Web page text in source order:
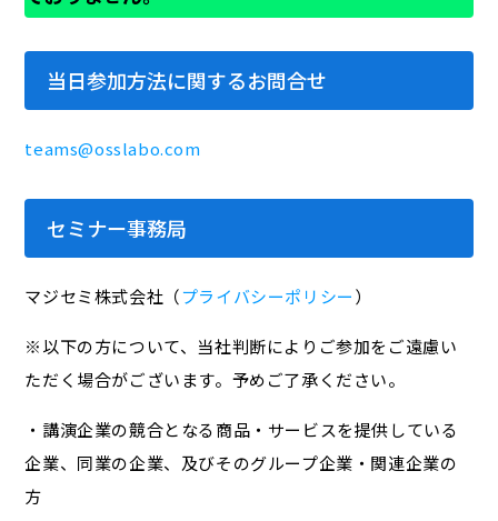
当日参加方法に関するお問合せ
teams@osslabo.com
セミナー事務局
マジセミ株式会社（プライバシーポリシー）
※以下の方について、当社判断によりご参加をご遠慮い
ただく場合がございます。予めご了承ください。
・講演企業の競合となる商品・サービスを提供している
企業、同業の企業、及びそのグループ企業・関連企業の
方